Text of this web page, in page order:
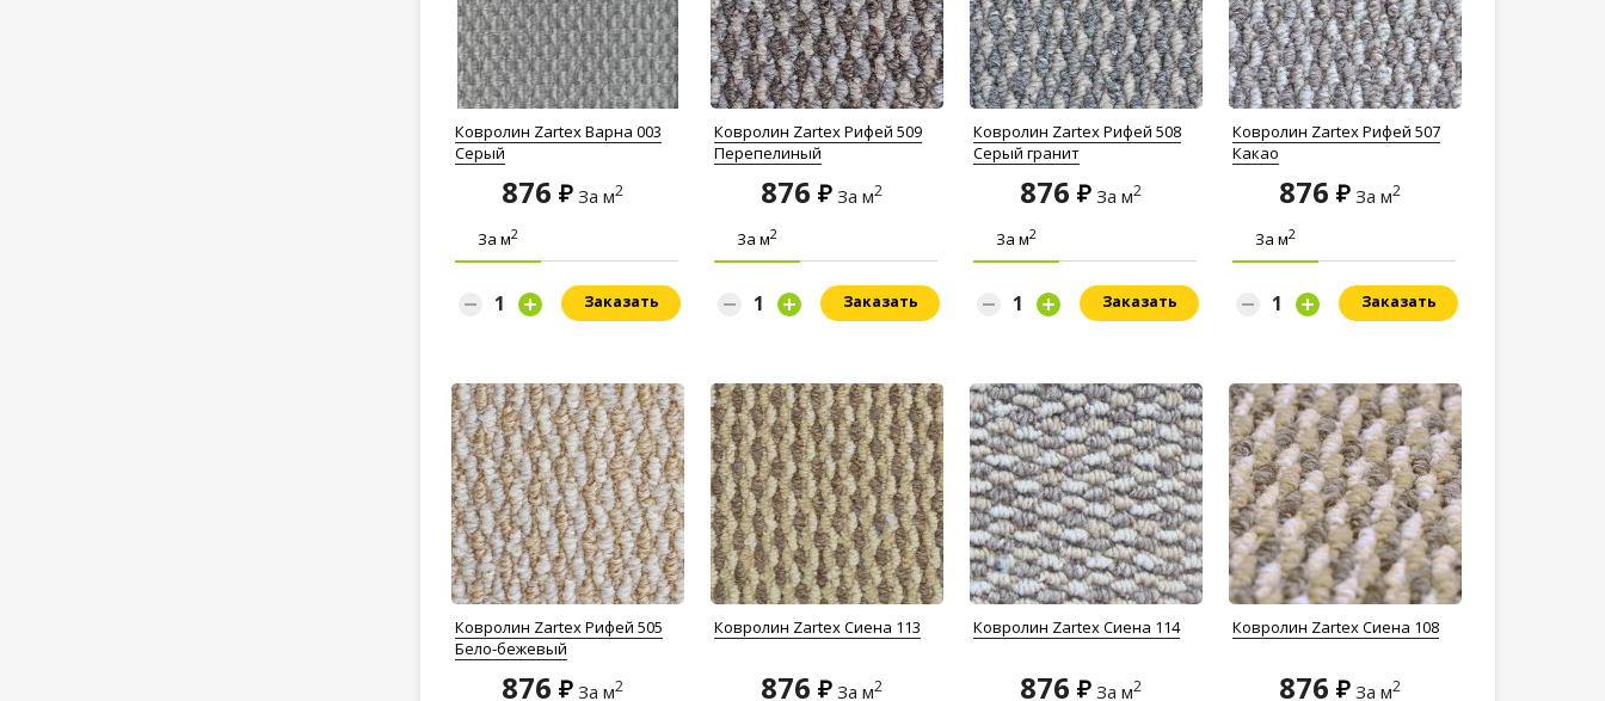
Ковролин Zartex Варна 003
Серый
876 За м2
За м2
Заказать
Ковролин Zartex Рифей 509
Перепелиный
876 За м2
За м2
Заказать
Ковролин Zartex Рифей 508
Серый гранит
876 За м2
За м2
Заказать
Ковролин Zartex Рифей 507
Какао
876 За м2
За м2
Заказать
Ковролин Zartex Рифей 505
Бело-бежевый
876 За м2
Ковролин Zartex Сиена 113
876 За м2
Ковролин Zartex Сиена 114
876 За м2
Ковролин Zartex Сиена 108
876 За м2